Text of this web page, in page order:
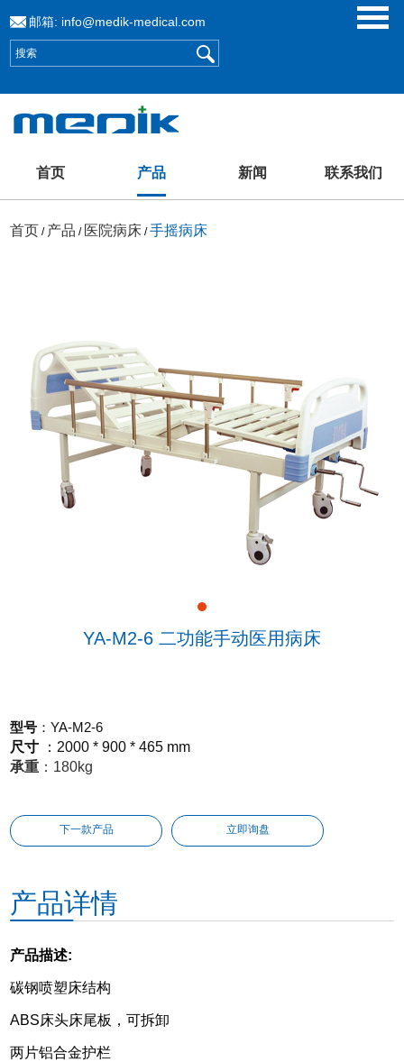
邮箱: info@medik-medical.com
首页 产品 新闻 联系我们
首页 / 产品 / 医院病床 /手摇病床
YA-M2-6 二功能手动医用病床
型号 ：YA-M2-6
尺寸
： 2000 * 900 * 465 mm
承重 ： 180kg
下一款产品 立即询盘
产品详情
产品描述:
碳钢喷塑床结构
ABS床头床尾板，可拆卸
两片铝合金护栏